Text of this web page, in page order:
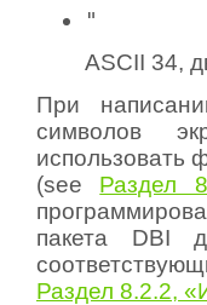
"
ASCII 34,
При
символов
использовать
(see Раздел
пакета DBI
Раздел 8.2.2,